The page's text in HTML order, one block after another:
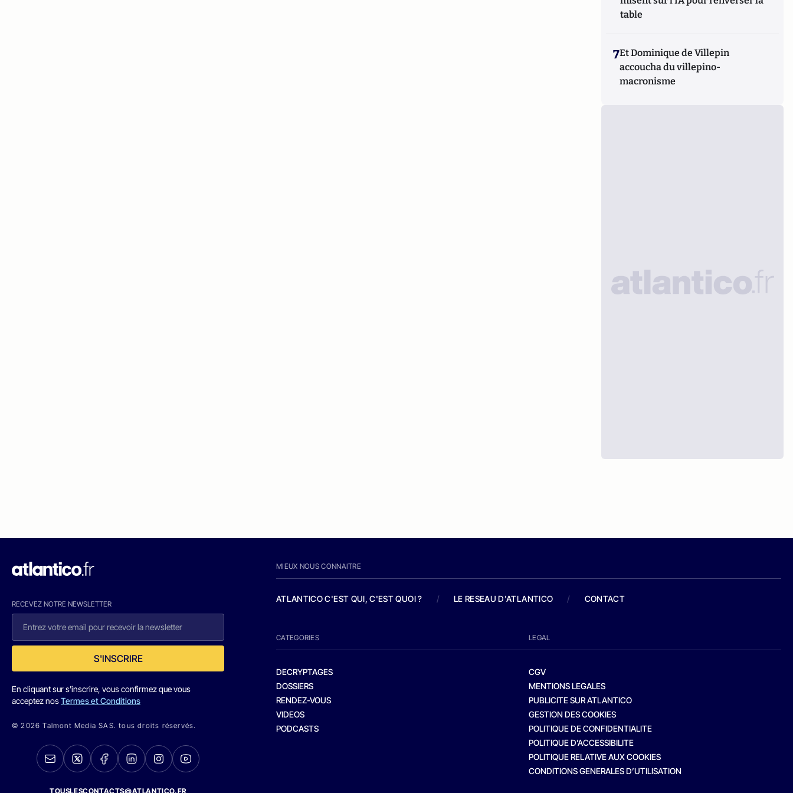
table
7Et Dominique de Villepin
accoucha du villepino-
macronisme
RECEVEZ NOTRE NEWSLETTER
S'INSCRIRE
En cliquant sur s'inscrire, vous confirmez que vous
acceptez nosTermes et Conditions
© 2026 Talmont Media SAS. tous droits réservés.
TOUSLESCONTACTS@ATLANTICO.FR
MIEUX NOUS CONNAITRE
ATLANTICO C'EST QUI, C'EST QUOI ? / LE RESEAU D'ATLANTICO / CONTACT
CATEGORIES
DECRYPTAGES
DOSSIERS
RENDEZ-VOUS
VIDEOS
PODCASTS
LEGAL
CGV
MENTIONS LEGALES
PUBLICITE SUR ATLANTICO
GESTION DES COOKIES
POLITIQUE DE CONFIDENTIALITE
POLITIQUE D’ACCESSIBILITE
POLITIQUE RELATIVE AUX COOKIES
CONDITIONS GENERALES D’UTILISATION